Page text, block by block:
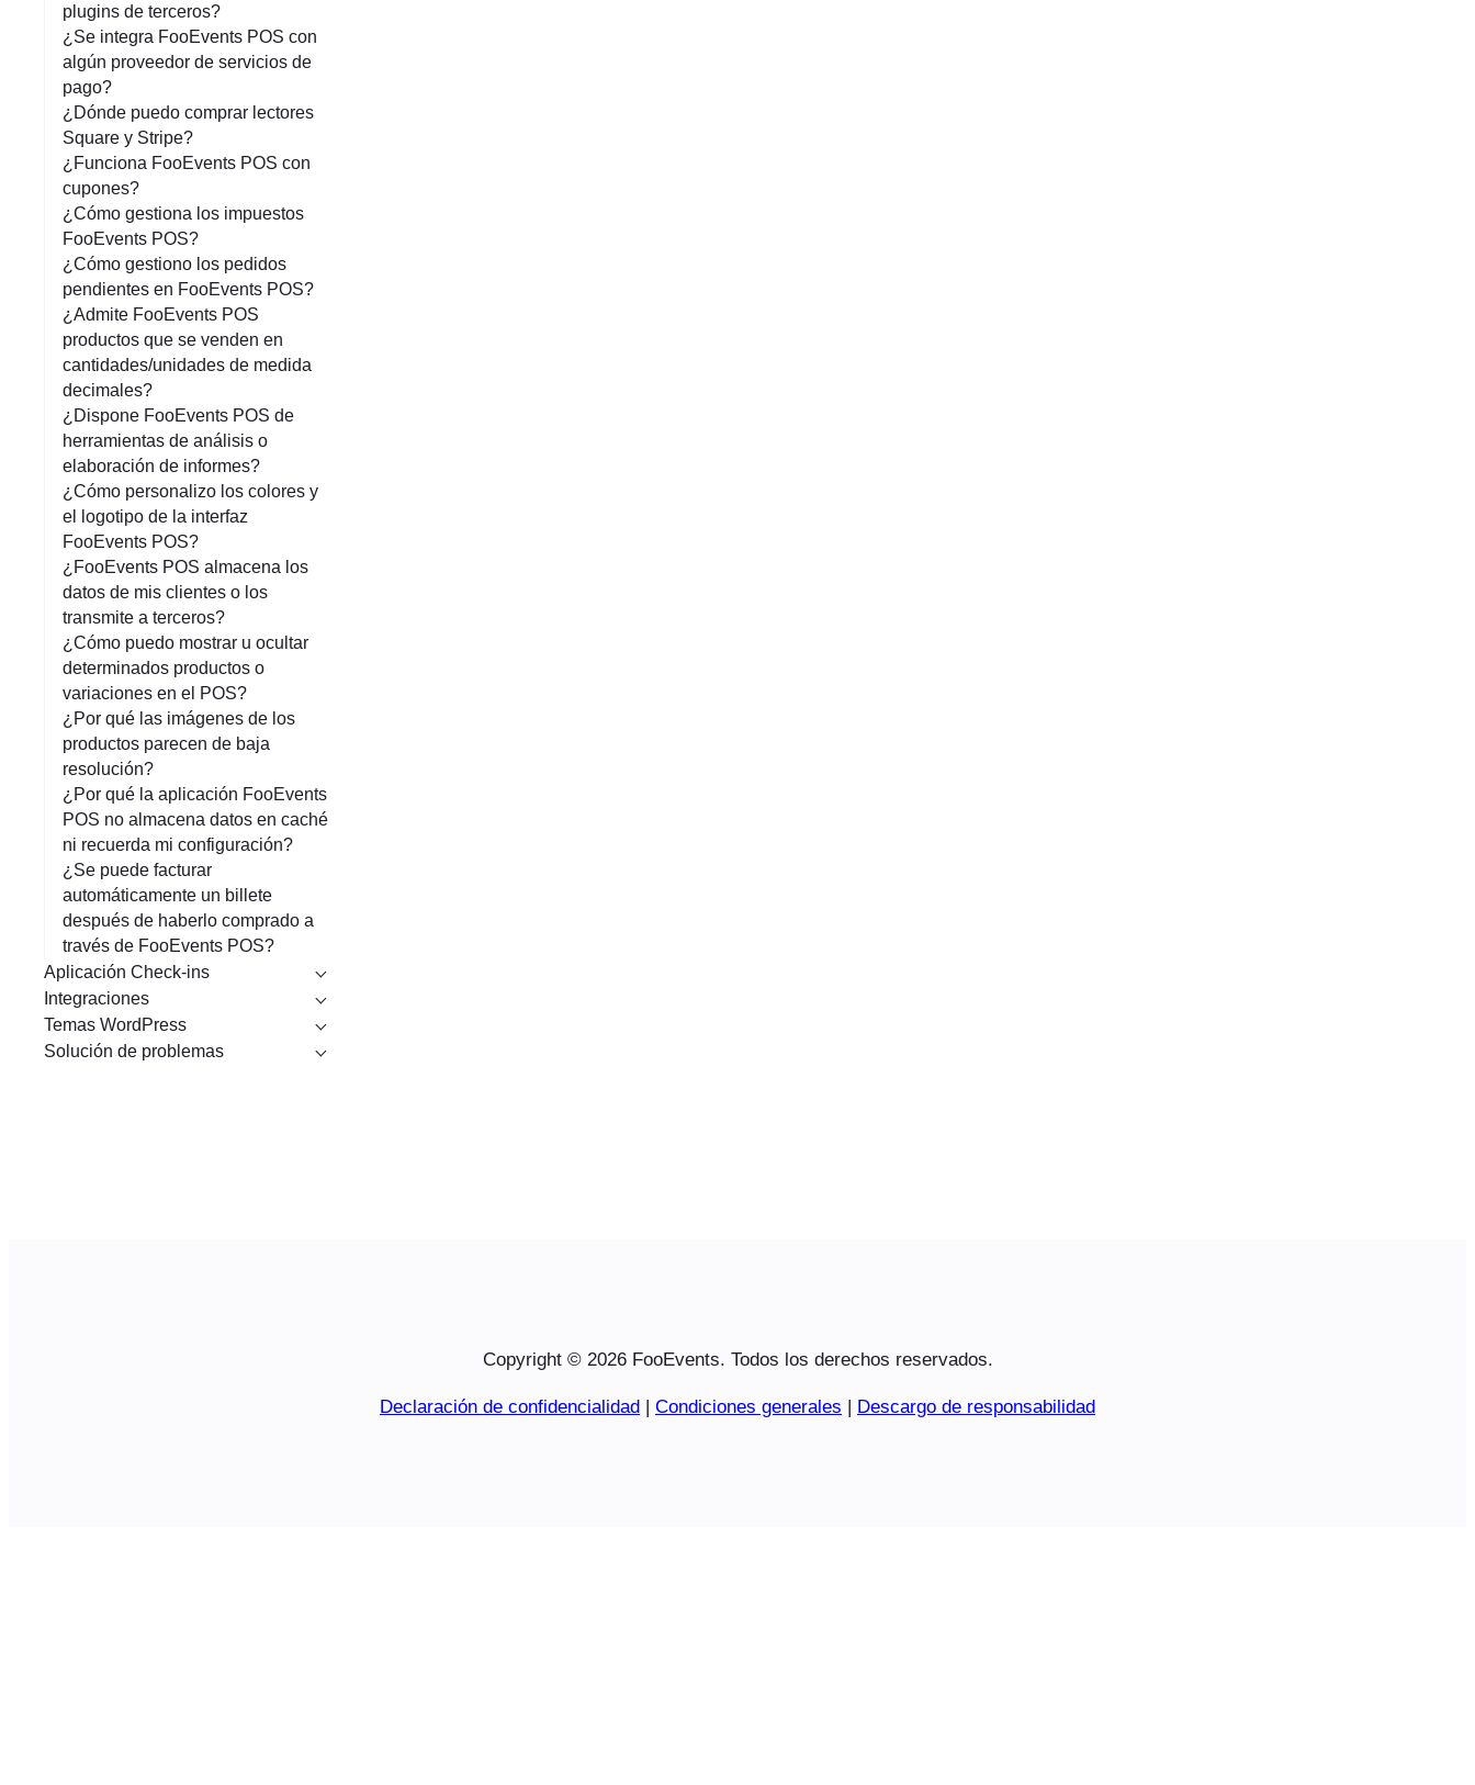
plugins de terceros?
¿Se integra FooEvents POS con
algún proveedor de servicios de
pago?
¿Dónde puedo comprar lectores
Square y Stripe?
¿Funciona FooEvents POS con
cupones?
¿Cómo gestiona los impuestos
FooEvents POS?
¿Cómo gestiono los pedidos
pendientes en FooEvents POS?
¿Admite FooEvents POS
productos que se venden en
cantidades/unidades de medida
decimales?
¿Dispone FooEvents POS de
herramientas de análisis o
elaboración de informes?
¿Cómo personalizo los colores y
el logotipo de la interfaz
FooEvents POS?
¿FooEvents POS almacena los
datos de mis clientes o los
transmite a terceros?
¿Cómo puedo mostrar u ocultar
determinados productos o
variaciones en el POS?
¿Por qué las imágenes de los
productos parecen de baja
resolución?
¿Por qué la aplicación FooEvents
POS no almacena datos en caché
ni recuerda mi configuración?
¿Se puede facturar
automáticamente un billete
después de haberlo comprado a
través de FooEvents POS?
Aplicación Check-ins
Integraciones
Temas WordPress
Solución de problemas
Copyright © 2026 FooEvents. Todos los derechos reservados.
Declaración de confidencialidad | Condiciones generales | Descargo de responsabilidad